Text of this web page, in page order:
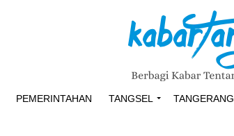
PEMERINTAHAN TANGSEL TANGERANG